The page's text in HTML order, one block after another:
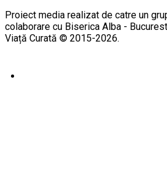
Proiect media realizat de catre un
colaborare cu Biserica Alba -
Viață Curată © 2015-2026.